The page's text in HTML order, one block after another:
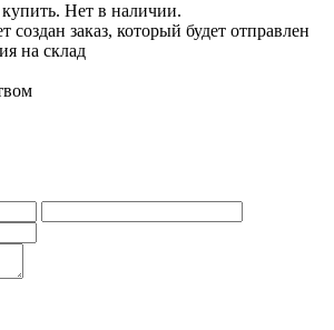
Нет в наличии.
создан заказ, который будет отправлен
на склад